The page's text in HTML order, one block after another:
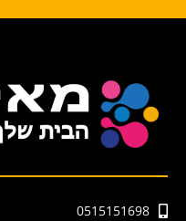
0515151698